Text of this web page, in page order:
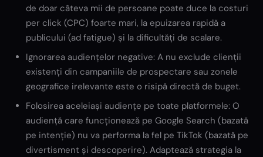
de doar câteva mii de persoane poate duce la costuri
per click (CPC) foarte mari, la epuizarea rapidă a
publicului (ad fatigue) și la dificultăți de scalare.
Ignorarea audiențelor negative: A nu exclude clienții
existenți din campaniile de prospectare sau zonele
geografice irelevante este o risipă directă de buget.
Folosirea aceleiași audiențe pe toate platformele: O
audiență care funcționează pe Google Search (bazată
pe intenție) nu va performa la fel pe TikTok (bazată pe
divertisment și descoperire). Adaptează strategia la